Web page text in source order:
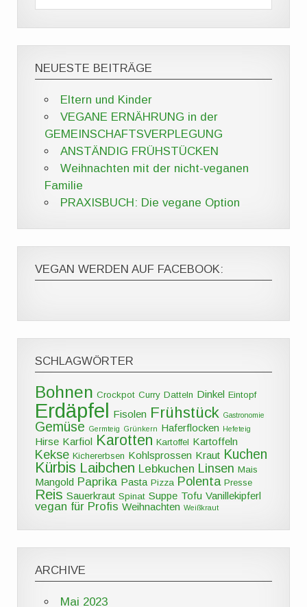
NEUESTE BEITRÄGE
Eltern und Kinder
VEGANE ERNÄHRUNG in der
GEMEINSCHAFTSVERPLEGUNG
ANSTÄNDIG FRÜHSTÜCKEN
Weihnachten mit der nicht-veganen
Familie
PRAXISBUCH: Die vegane Option
VEGAN WERDEN AUF FACEBOOK:
SCHLAGWÖRTER
Bohnen Crockpot Curry Datteln Dinkel Eintopf
Erdäpfel Fisolen Frühstück Gastronomie
Gemüse Germteig Grünkern Haferflocken Hefeteig
Hirse Karfiol Karotten Kartoffel Kartoffeln
Kekse Kichererbsen Kohlsprossen Kraut Kuchen
Kürbis Laibchen Lebkuchen Linsen Mais
Mangold Paprika Pasta Pizza Polenta Presse
Reis Sauerkraut Spinat Suppe Tofu Vanillekipferl
vegan für Profis Weihnachten Weißkraut
ARCHIVE
Mai 2023